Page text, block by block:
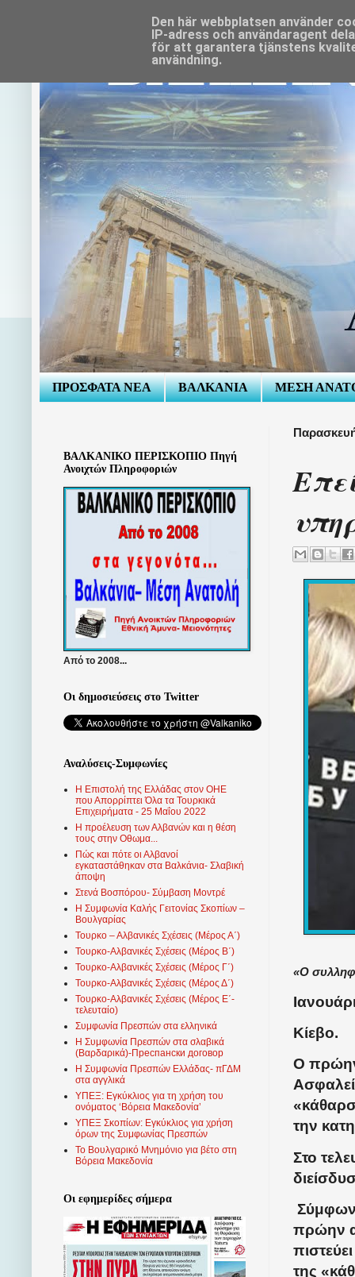
ΠΡΟΣΦΑΤΑ ΝΕΑ ΒΑΛΚΑΝΙΑ ΜΕΣΗ
«Ο
Κίεβο.
Ο
την
Στο
πρώην
της
ΒΑΛΚΑΝΙΚΟ ΠΕΡΙΣΚΟΠΙΟ Πηγή
Ανοιχτών Πληροφοριών
Από το 2008...
Οι δημοσιεύσεις στο Twitter
Αναλύσεις-Συμφωνίες
Η Επιστολή της Ελλάδας στον ΟΗΕ
που Απορρίπτει Όλα τα Τουρκικά
Επιχειρήματα - 25 Μαΐου 2022
Η προέλευση των Αλβανών και η θέση
τους στην Οθωμα...
Πώς και πότε οι Αλβανοί
εγκαταστάθηκαν στα Βαλκάνια- Σλαβική
άποψη
Στενά Βοσπόρου- Σύμβαση Μοντρέ
Η Συμφωνία Καλής Γειτονίας Σκοπίων –
Βουλγαρίας
Τουρκο – Αλβανικές Σχέσεις (Mέρος Α΄)
Τουρκο-Αλβανικές Σχέσεις (Μέρος Β΄)
Τουρκο-Αλβανικές Σχέσεις (Μέρος Γ΄)
Τουρκο-Αλβανικές Σχέσεις (Μέρος Δ΄)
Τουρκο-Αλβανικές Σχέσεις (Μέρος Ε΄-
τελευταίο)
Συμφωνία Πρεσπών στα ελληνικά
Η Συμφωνία Πρεσπών στα σλαβικά
(Βαρδαρικά)-Преспански договор
Η Συμφωνία Πρεσπών Ελλάδας- πΓΔΜ
στα αγγλικά
ΥΠΕΞ: Εγκύκλιος για τη χρήση του
ονόματος ‘Βόρεια Μακεδονία’
ΥΠΕΞ Σκοπίων: Εγκύκλιος για χρήση
όρων της Συμφωνίας Πρεσπών
Το Βουλγαρικό Μνημόνιο για βέτο στη
Βόρεια Μακεδονία
Οι εφημερίδες σήμερα
Den här webbplatsen använder
IP-adress och användaragent
för att garantera tjänstens
användning.